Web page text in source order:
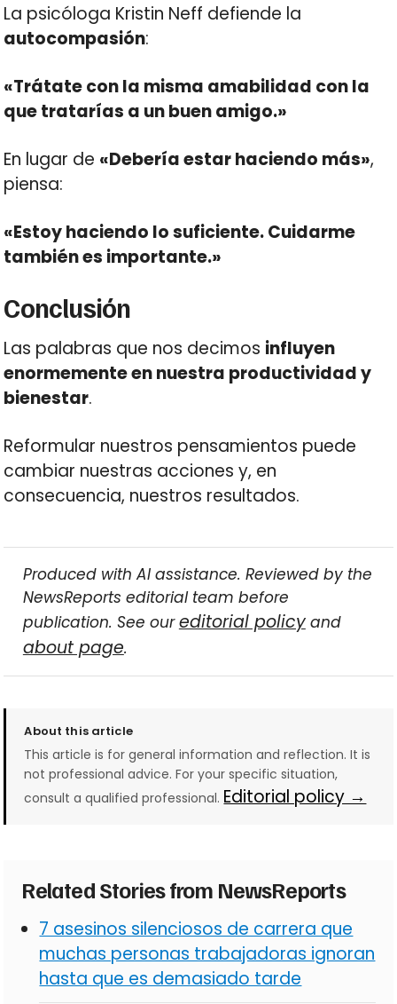
La psicóloga Kristin Neff defiende la
autocompasión:
«Trátate con la misma amabilidad con la
que tratarías a un buen amigo.»
En lugar de «Debería estar haciendo más»,
piensa:
«Estoy haciendo lo suficiente. Cuidarme
también es importante.»
Conclusión
Las palabras que nos decimos influyen
enormemente en nuestra productividad y
bienestar.
Reformular nuestros pensamientos puede
cambiar nuestras acciones y, en
consecuencia, nuestros resultados.
Produced with AI assistance. Reviewed by the
NewsReports editorial team before
publication. See oureditorial policyand
about page.
About this article
This article is for general information and reflection. It is
not professional advice. For your specific situation,
consult a qualified professional. Editorial policy →
Related Stories from NewsReports
7 asesinos silenciosos de carrera que
muchas personas trabajadoras ignoran
hasta que es demasiado tarde